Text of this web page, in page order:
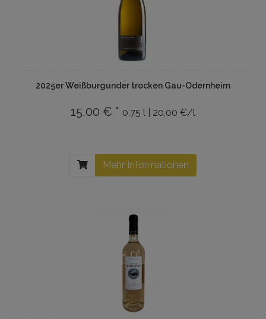
2025er Weißburgunder trocken Gau-Odernheim
15,00 € * 0.75 l | 20,00 €/l
Mehr Informationen